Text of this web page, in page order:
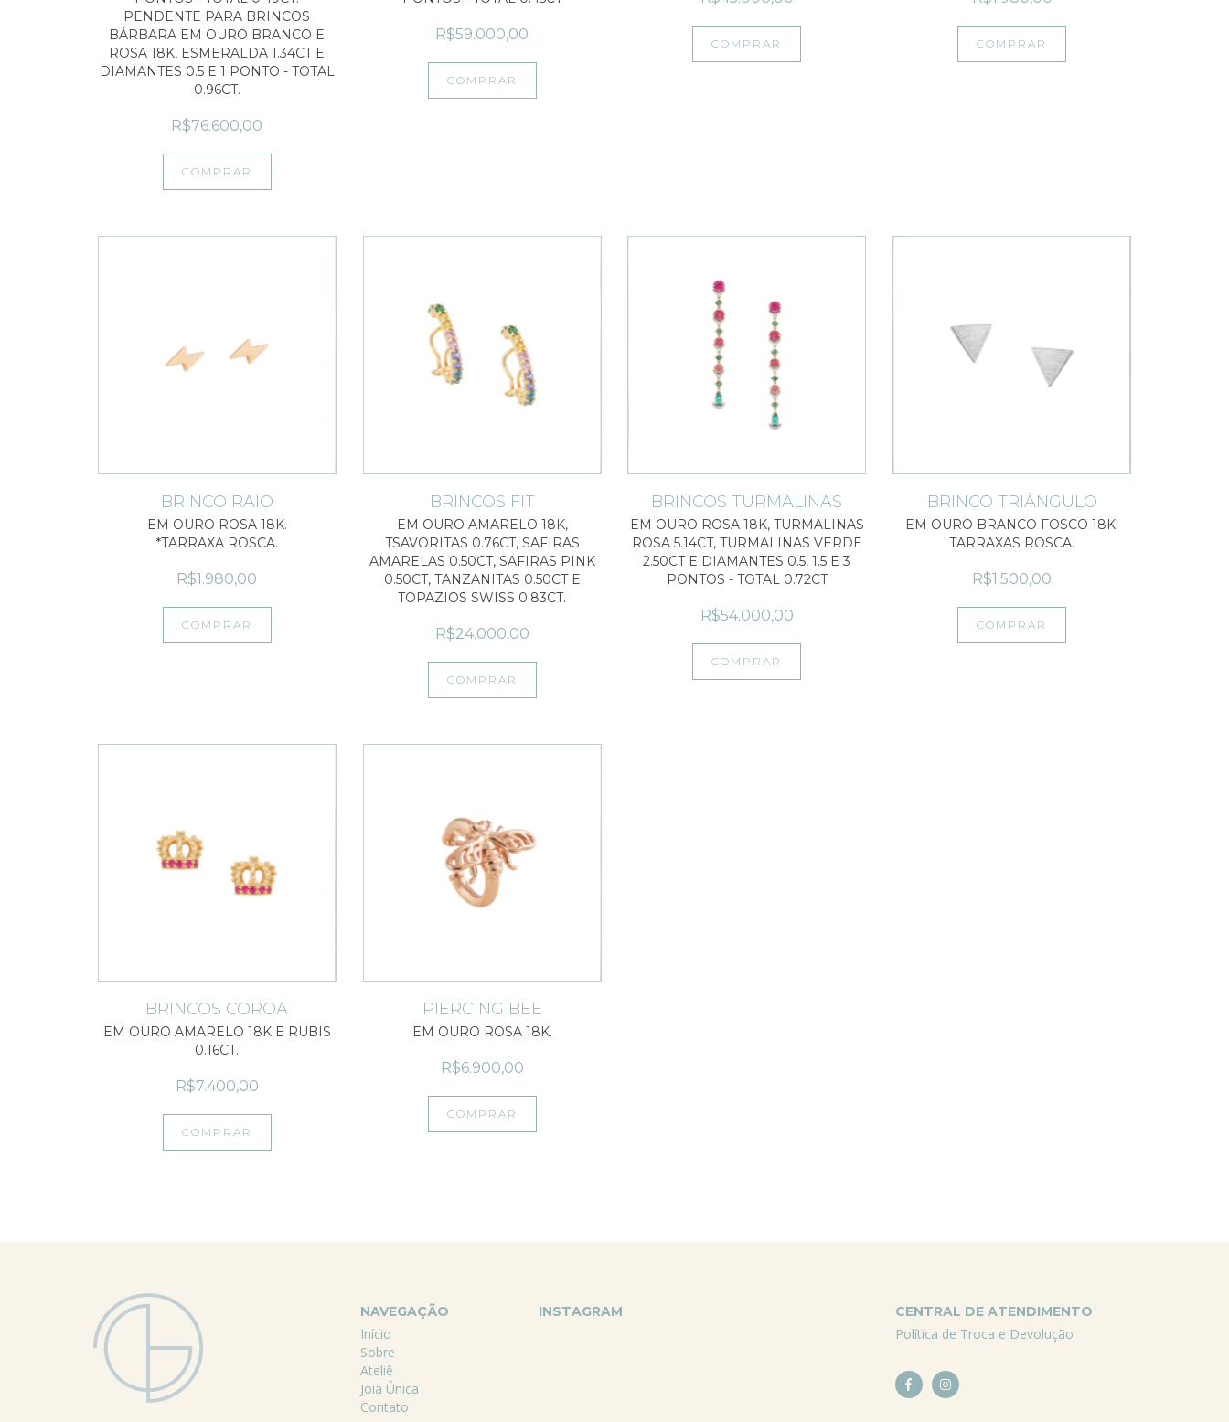
PENDENTE PARA BRINCOS
BÁRBARA EM OURO BRANCO E
ROSA 18K, ESMERALDA 1.34CT E
DIAMANTES 0.5 E 1 PONTO - TOTAL
0.96CT.
R$76.600,00
COMPRAR
R$59.000,00
COMPRAR
COMPRAR COMPRAR
BRINCO RAIO
EM OURO ROSA 18K.
*TARRAXA ROSCA.
R$1.980,00
COMPRAR
BRINCOS FIT
EM OURO AMARELO 18K,
TSAVORITAS 0.76CT, SAFIRAS
AMARELAS 0.50CT, SAFIRAS PINK
0.50CT, TANZANITAS 0.50CT E
TOPAZIOS SWISS 0.83CT.
R$24.000,00
COMPRAR
BRINCOS TURMALINAS
EM OURO ROSA 18K, TURMALINAS
ROSA 5.14CT, TURMALINAS VERDE
2.50CT E DIAMANTES 0.5, 1.5 E 3
PONTOS - TOTAL 0.72CT
R$54.000,00
COMPRAR
BRINCO TRIÂNGULO
EM OURO BRANCO FOSCO 18K.
TARRAXAS ROSCA.
R$1.500,00
COMPRAR
BRINCOS COROA
EM OURO AMARELO 18K E RUBIS
0.16CT.
R$7.400,00
COMPRAR
PIERCING BEE
EM OURO ROSA 18K.
R$6.900,00
COMPRAR
NAVEGAÇÃO
Início
Sobre
Ateliê
Joia Única
Contato
INSTAGRAM CENTRAL DE ATENDIMENTO
Política de Troca e Devolução